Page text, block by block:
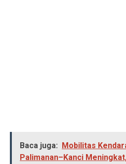
Baca juga:
Mobilitas
Palimanan–Kanci